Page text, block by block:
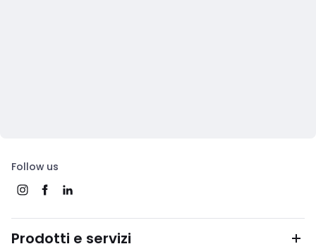
Follow us
Prodotti e servizi